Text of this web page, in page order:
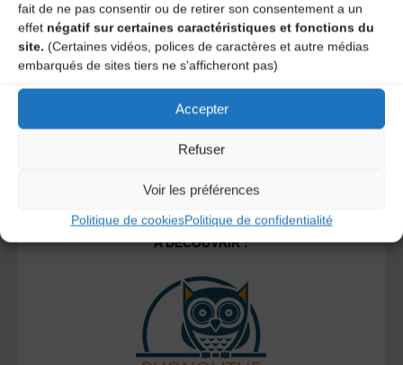
fait de ne pas consentir ou de retirer son consentement a un
effet négatif sur certaines caractéristiques et fonctions du
site. (Certaines vidéos, polices de caractères et autre médias
embarqués de sites tiers ne s'afficheront pas)
Accepter
Refuser
Voir les préférences
Politique de cookiesPolitique de confidentialité
Ce site utilise Akismet pour réduire les indésirables.En
savoir plus sur la façon dont les données de vos
commentaires sont traitées
A DECOUVRIR :